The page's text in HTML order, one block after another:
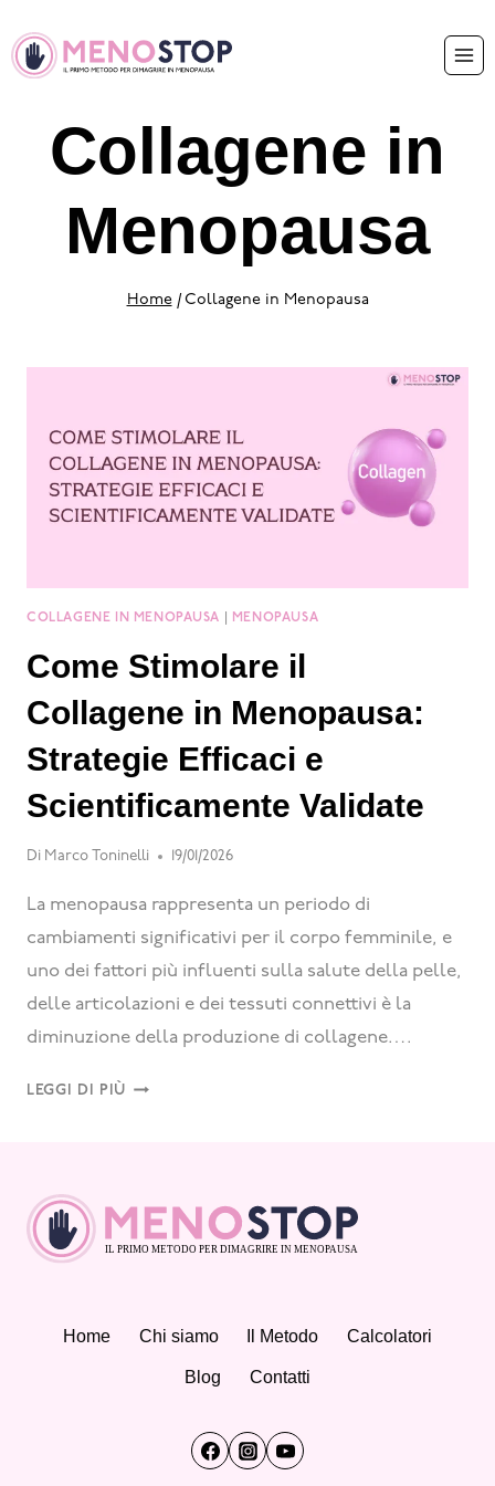
Collagene in
Menopausa
Home / Collagene in Menopausa
COLLAGENE IN MENOPAUSA MENOPAUSA
Come Stimolare il
Collagene in Menopausa:
Strategie Efficaci e
Scientificamente Validate
Di Marco Toninelli 19/01/2026
La menopausa rappresenta un periodo di
cambiamenti significativi per il corpo femminile, e
uno dei fattori più influenti sulla salute della pelle,
delle articolazioni e dei tessuti connettivi è la
diminuzione della produzione di collagene….
LEGGI DI PIÙ
Home Chi siamo Il Metodo Calcolatori
Blog Contatti